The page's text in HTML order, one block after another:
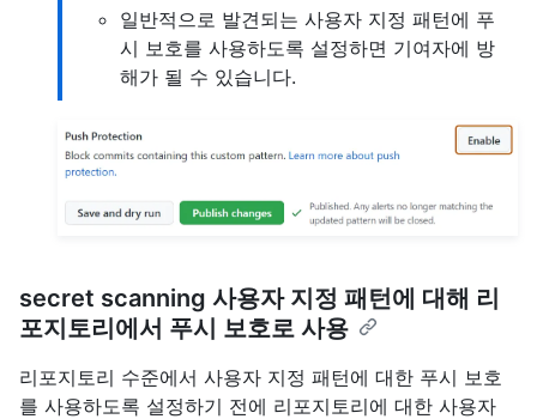
일반적으로 발견되는 사용자 지정 패턴에 푸
시 보호를 사용하도록 설정하면 기여자에 방
해가 될 수 있습니다.
secret scanning 사용자 지정 패턴에 대해 리
포지토리에서 푸시 보호로 사용
리포지토리 수준에서 사용자 지정 패턴에 대한 푸시 보호
를 사용하도록 설정하기 전에 리포지토리에 대한 사용자